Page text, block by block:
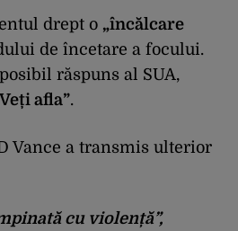
drept o „încălcare
de încetare a focului.
răspuns al SUA,
afla”.
Vance a transmis ulterior
cu violență”,